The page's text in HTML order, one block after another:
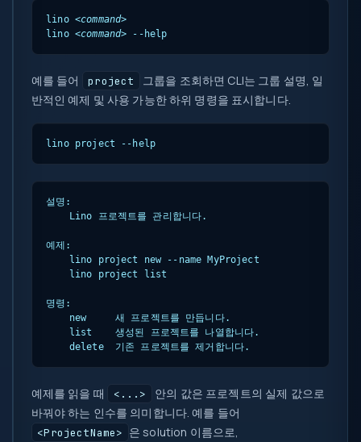
lino <command>
lino <command> --help
예를 들어 project
그룹을 조회하면 CLI는 그룹 설명, 일
반적인 예제 및 사용 가능한 하위 명령을 표시합니다.
lino project --help
설명:
    Lino 프로젝트를 관리합니다.
예제:
    lino project new --name MyProject
    lino project list
명령:
    new     새 프로젝트를 만듭니다.
    list    생성된 프로젝트를 나열합니다.
    delete  기존 프로젝트를 제거합니다.
예제를 읽을 때 <...>
안의 값은 프로젝트의 실제 값으로
바꿔야 하는 인수를 의미합니다. 예를 들어
<ProjectName> 은 solution 이름으로,